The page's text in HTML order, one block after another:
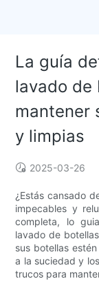
La guía
lavado de
mantener
y limpias
2025-03-26
¿Estás cansado
impecables y
completa, lo
lavado de
sus botellas
a la suciedad y
trucos para